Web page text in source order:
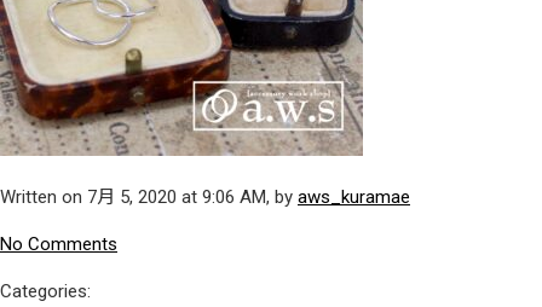
Written on 7月 5, 2020 at 9:06 AM, by aws_kuramae
No Comments
Categories: